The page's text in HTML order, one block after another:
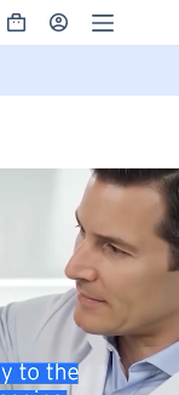
Nakupovalna